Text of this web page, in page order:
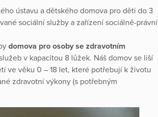
ústavu a dětského domova pro děti do 3
sociální služby a zařízení sociálně-právní
domova pro osoby se zdravotním
v kapacitou 8 lůžek. Náš domov se liší
ve věku 0 – 18 let, které potřebují k životu
zdravotní výkony (s potřebným